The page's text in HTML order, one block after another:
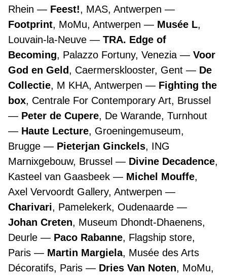
Rhein
Feest!, MAS, Antwerpen
Footprint, MoMu, Antwerpen Musée L,
Louvain-la-Neuve
TRA. Edge of
Becoming, Palazzo Fortuny, Venezia
Voor
God en Geld, Caermersklooster, Gent
De
Collectie, M KHA, Antwerpen
Fighting the
box, Centrale For Contemporary Art, Brussel
Peter de Cupere, De Warande, Turnhout
Haute Lecture, Groeningemuseum,
Brugge
Pieterjan Ginckels, ING
Marnixgebouw, Brussel
Divine Decadence,
Kasteel van Gaasbeek
Michel Mouffe,
Axel Vervoordt Gallery, Antwerpen
Charivari, Pamelekerk, Oudenaarde
Johan Creten, Museum Dhondt-Dhaenens,
Deurle
Paco Rabanne, Flagship store,
Paris
Martin Margiela, Musée des Arts
Décoratifs, Paris
Dries Van Noten, MoMu,